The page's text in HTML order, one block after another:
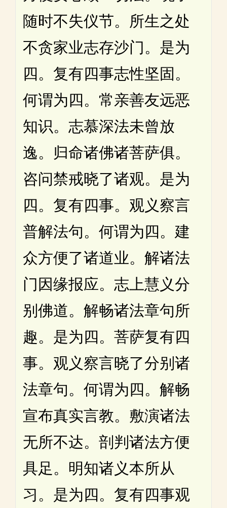
随时不失仪节。所生之处
不贪家业志存沙门。是为
四。复有四事志性坚固。
何谓为四。常亲善友远恶
知识。志慕深法未曾放
逸。归命诸佛诸菩萨俱。
咨问禁戒晓了诸观。是为
四。复有四事。观义察言
普解法句。何谓为四。建
众方便了诸道业。解诸法
门因缘报应。志上慧义分
别佛道。解畅诸法章句所
趣。是为四。菩萨复有四
事。观义察言晓了分别诸
法章句。何谓为四。解畅
宣布真实言教。敷演诸法
无所不达。剖判诸法方便
具足。明知诸义本所从
习。是为四。复有四事观